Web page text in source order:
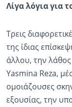
Λίγα λόγια για
Τρεις
της ίδιας
άλλου, την
Yasmina Reza,
ομοιάζουσες
εξουσίας, την